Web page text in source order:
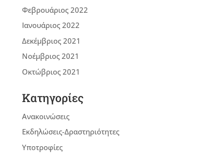
Φεβρουάριος 2022
Ιανουάριος 2022
Δεκέμβριος 2021
Νοέμβριος 2021
Οκτώβριος 2021
Kατηγορίες
Ανακοινώσεις
Εκδηλώσεις-Δραστηριότητες
Υποτροφίες